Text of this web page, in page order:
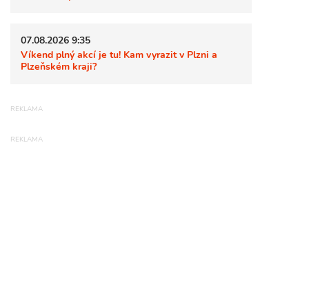
07.08.2026 9:35
Víkend plný akcí je tu! Kam vyrazit v Plzni a
Plzeňském kraji?